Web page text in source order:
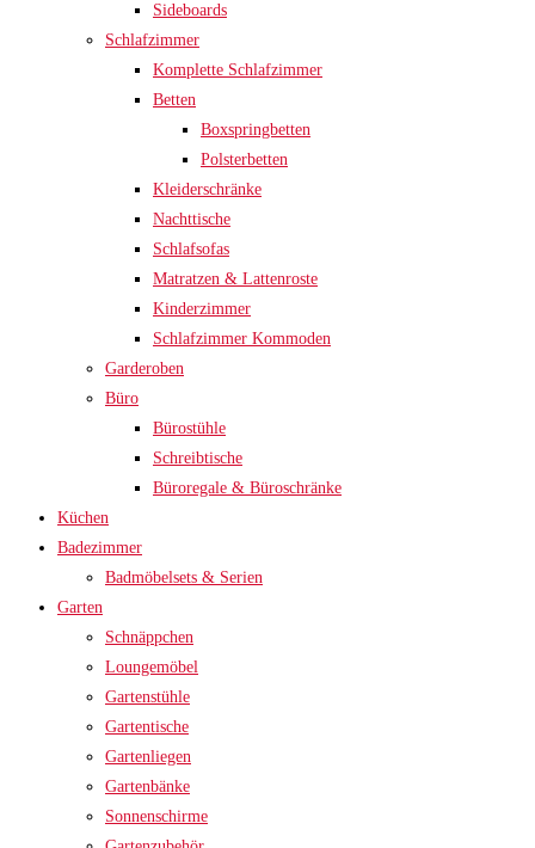
Sideboards
Schlafzimmer
Komplette Schlafzimmer
Betten
Boxspringbetten
Polsterbetten
Kleiderschränke
Nachttische
Schlafsofas
Matratzen & Lattenroste
Kinderzimmer
Schlafzimmer Kommoden
Garderoben
Büro
Bürostühle
Schreibtische
Büroregale & Büroschränke
Küchen
Badezimmer
Badmöbelsets & Serien
Garten
Schnäppchen
Loungemöbel
Gartenstühle
Gartentische
Gartenliegen
Gartenbänke
Sonnenschirme